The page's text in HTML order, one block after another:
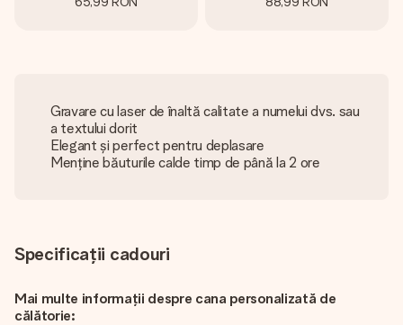
Gravare cu laser de înaltă calitate a numelui dvs. sau
a textului dorit
Elegant și perfect pentru deplasare
Menține băuturile calde timp de până la 2 ore
Specificații cadouri
Mai multe informații despre cana personalizată de
călătorie: